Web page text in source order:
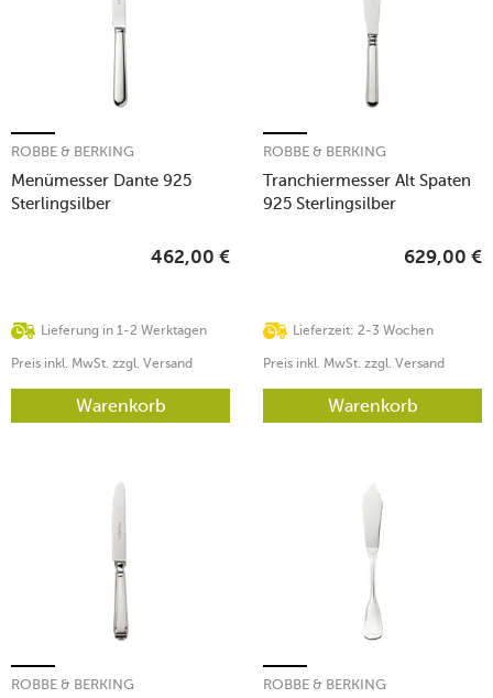
Menümesser Dante 925
Sterlingsilber
ROBBE & BERKING
Lieferung in 1-2 Werktagen
462,00 €
Preis inkl. MwSt. zzgl. Versand
Warenkorb
Tranchiermesser Alt Spaten
925 Sterlingsilber
ROBBE & BERKING
Lieferzeit: 2-3 Wochen
629,00 €
Preis inkl. MwSt. zzgl. Versand
Warenkorb
ROBBE & BERKING ROBBE & BERKING